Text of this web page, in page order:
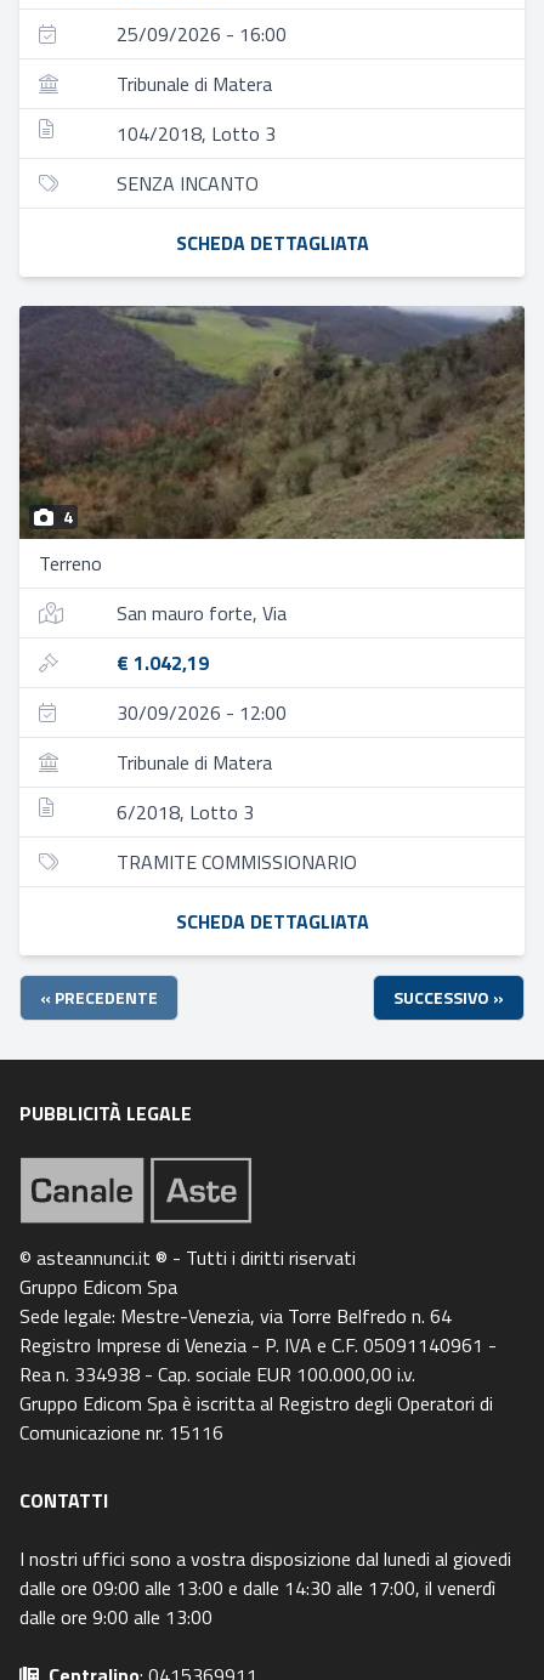
25/09/2026 - 16:00
Tribunale di Matera
104/2018, Lotto 3
SENZA INCANTO
SCHEDA DETTAGLIATA
4
Terreno
San mauro forte, Via
€ 1.042,19
30/09/2026 - 12:00
Tribunale di Matera
6/2018, Lotto 3
TRAMITE COMMISSIONARIO
SCHEDA DETTAGLIATA
« PRECEDENTE SUCCESSIVO »
PUBBLICITÀ LEGALE
© asteannunci.it ® - Tutti i diritti riservati
Gruppo Edicom Spa
Sede legale: Mestre-Venezia, via Torre Belfredo n. 64
Registro Imprese di Venezia - P. IVA e C.F. 05091140961 -
Rea n. 334938 - Cap. sociale EUR 100.000,00 i.v.
Gruppo Edicom Spa è iscritta al Registro degli Operatori di
Comunicazione nr. 15116
CONTATTI
I nostri uffici sono a vostra disposizione dal lunedi al giovedi
dalle ore 09:00 alle 13:00 e dalle 14:30 alle 17:00, il venerdì
dalle ore 9:00 alle 13:00